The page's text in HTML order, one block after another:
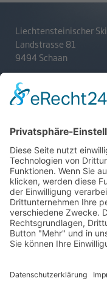
Liechtensteinischer
Landstrasse 81
9494 Schaan
T+423 233 36 30
admin@lsv.li
Ski Alpin
Ski Nordisch
Winter-Highlights
Aktuelles
Verband
Aktion Pro Ski
Internationale
FIS